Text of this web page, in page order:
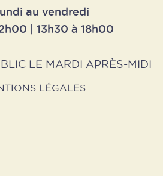
au vendredi
| 13h30 à 18h00
LE MARDI APRÈS-MIDI
LÉGALES